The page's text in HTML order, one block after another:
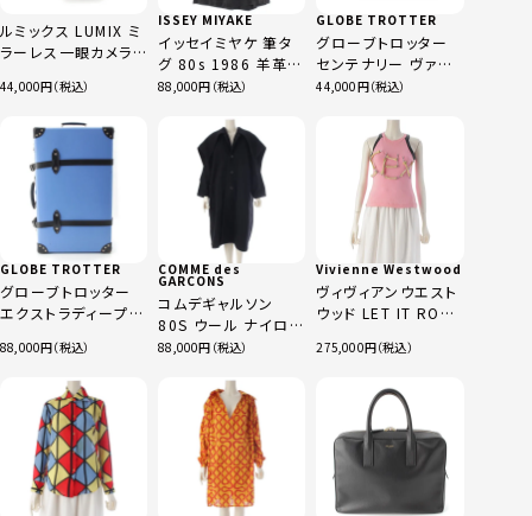
ルミックス LUMIX ミ
ラーレス一眼カメラ
ルカメラ DMC-GF7
44,000
ISSEY MIYAKE
イッセイミヤケ 筆タ
グ 80s 1986 羊革
レザー エンボス 総
JY43026 ブラック 9
88,000
GLOBE TROTTER
グローブトロッター
センテナリー ヴァル
カン・ファイバー アタ
ス バッグ トランク ブ
44,000
GLOBE TROTTER
グローブトロッター
エクストラディープ 2
イヤルブルー 30イン
88,000
COMME des
GARCONS
コムデギャルソン
80S ウール ナイロン
変形 オーバーサイズ
090060 ブラック
88,000
Vivienne Westwood
ヴィヴィアンウエスト
ウッド LET IT ROCK
タンクトップ カットソ
275,000